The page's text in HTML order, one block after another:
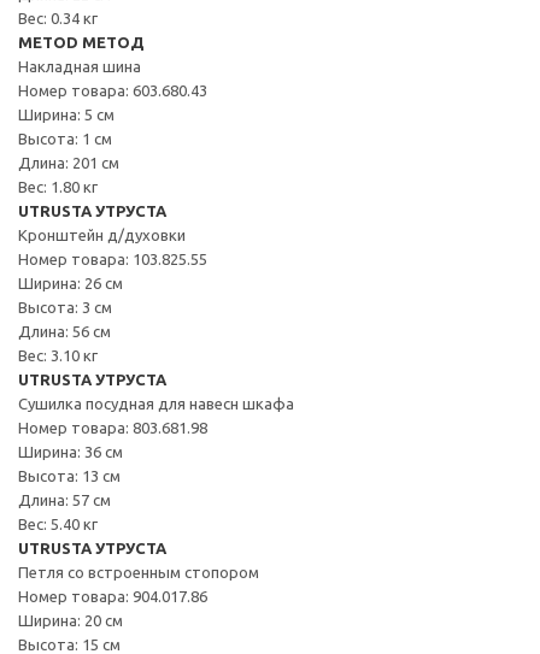
Вес: 0.34 кг
METOD МЕТОД
Накладная шина
Номер товара: 603.680.43
Ширина: 5 см
Высота: 1 см
Длина: 201 см
Вес: 1.80 кг
UTRUSTA УТРУСТА
Кронштейн д/духовки
Номер товара: 103.825.55
Ширина: 26 см
Высота: 3 см
Длина: 56 см
Вес: 3.10 кг
UTRUSTA УТРУСТА
Сушилка посудная для навесн шкафа
Номер товара: 803.681.98
Ширина: 36 см
Высота: 13 см
Длина: 57 см
Вес: 5.40 кг
UTRUSTA УТРУСТА
Петля со встроенным стопором
Номер товара: 904.017.86
Ширина: 20 см
Высота: 15 см